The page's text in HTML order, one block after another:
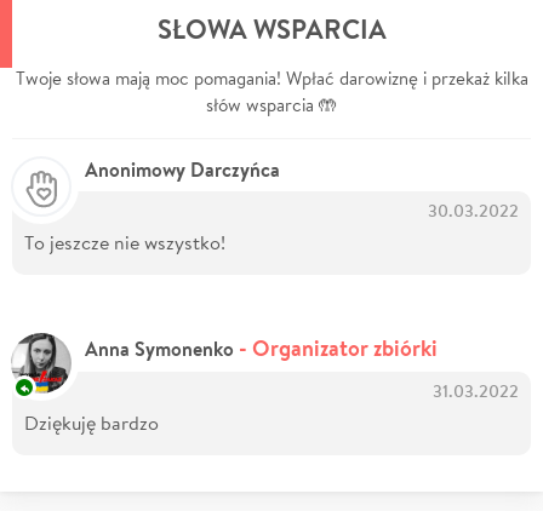
SŁOWA WSPARCIA
Twoje słowa mają moc pomagania! Wpłać darowiznę i przekaż kilka
słów wsparcia 🤲
Anonimowy Darczyńca
30.03.2022
To jeszcze nie wszystko!
Anna Symonenko - Organizator zbiórki
31.03.2022
Dziękuję bardzo